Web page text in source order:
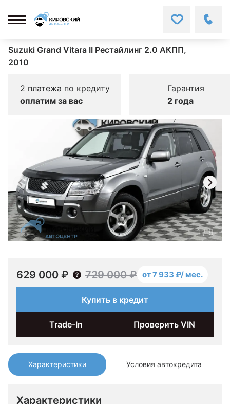
Suzuki Grand Vitara II Рестайлинг 2.0 АКПП,
2010
2 платежа по кредиту
оплатим за вас
Гарантия
2 года
Характеристики Условия автокредита
Характеристики
1/9
629 000 ₽ 729 000 ₽ от 7 933 ₽/ мес.
Купить в кредит
Trade-In Проверить VIN